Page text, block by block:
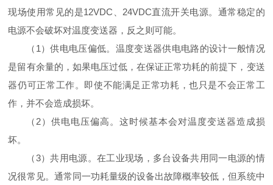
现场使用常见的是12VDC、24VDC直流开关电源。通常稳定的
电源不会破坏对温度变送器，反之则可能。
（1）供电电压偏低。温度变送器供电电路的设计一般情况
是留有余量的，如果电压过低，在保证正常功耗的前提下，变送
器仍可正常工作。即使不能满足正常功耗，也只是不会正常工
作，并不会造成损坏。
（2）供电电压偏高。这时候基本会对温度变送器造成损
坏。
（3）共用电源。在工业现场，多台设备共用同一电源的情
况很常见。通常同一功耗量级的设备出故障概率较低，但系统中